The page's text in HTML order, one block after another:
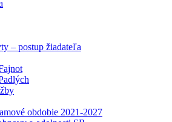
– postup žiadateľa
obdobie 2021-2027